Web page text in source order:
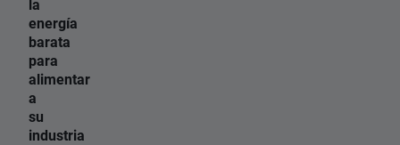
energía
barata
para
alimentar
a
su
industria